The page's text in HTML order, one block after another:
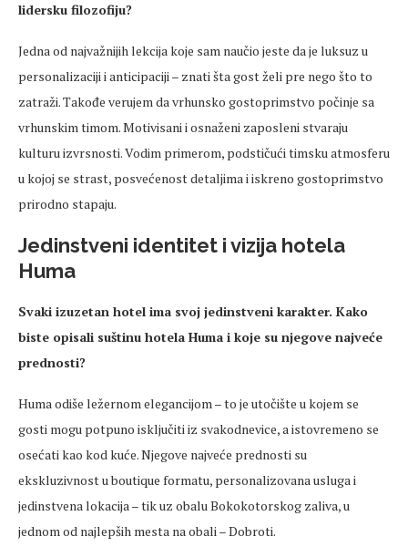
lidersku filozofiju?
Jedna od najvažnijih lekcija koje sam naučio jeste da je luksuz u
personalizaciji i anticipaciji – znati šta gost želi pre nego što to
zatraži. Takođe verujem da vrhunsko gostoprimstvo počinje sa
vrhunskim timom. Motivisani i osnaženi zaposleni stvaraju
kulturu izvrsnosti. Vodim primerom, podstičući timsku atmosferu
u kojoj se strast, posvećenost detaljima i iskreno gostoprimstvo
prirodno stapaju.
Jedinstveni identitet i vizija hotela
Huma
Svaki izuzetan hotel ima svoj jedinstveni karakter. Kako
biste opisali suštinu hotela Huma i koje su njegove najveće
prednosti?
Huma odiše ležernom elegancijom – to je utočište u kojem se
gosti mogu potpuno isključiti iz svakodnevice, a istovremeno se
osećati kao kod kuće. Njegove najveće prednosti su
ekskluzivnost u boutique formatu, personalizovana usluga i
jedinstvena lokacija – tik uz obalu Bokokotorskog zaliva, u
jednom od najlepših mesta na obali – Dobroti.